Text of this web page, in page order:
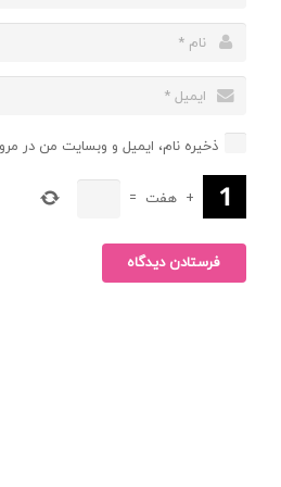
ذخیره نام، ایمیل و وبسایت من در
+ هفت =
فرستادن دیدگاه